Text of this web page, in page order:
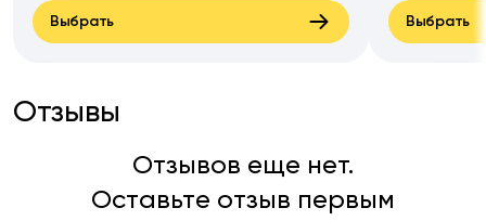
Выбрать Выбрать
Отзывы
Отзывов еще нет.
Оставьте отзыв первым